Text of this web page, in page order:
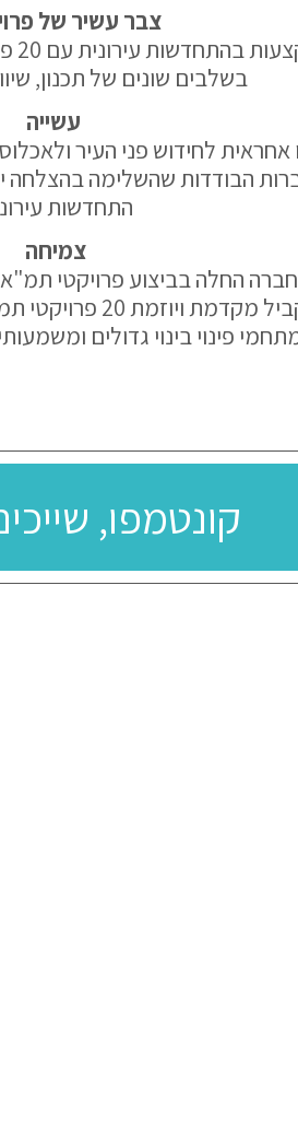
צבר עשיר של
בשלבים שונים של תכנון,
עשייה
התחדשות
צמיחה
פינוי בינוי גדולים
קונטמפו,